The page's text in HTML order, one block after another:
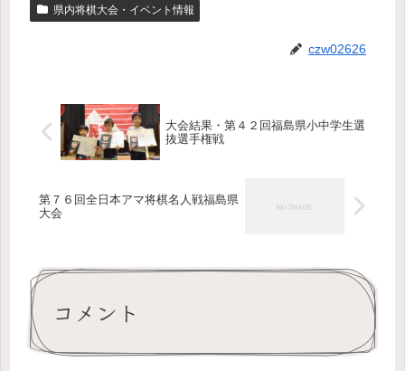
県内将棋大会・イベント情報
czw02626
大会結果・第４２回福島県小中学生選
抜選手権戦
第７６回全日本アマ将棋名人戦福島県
大会
コメント